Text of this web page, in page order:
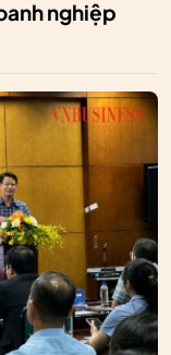
nghiệp